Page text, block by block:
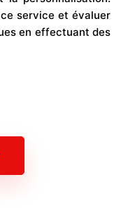
service et évaluer
en effectuant des